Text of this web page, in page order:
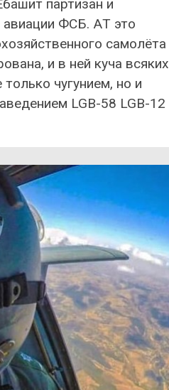
партизан и
авиации ФСБ. АT это
самолёта
и в ней куча всяких
чугунием, но и
LGB-58 LGB-12